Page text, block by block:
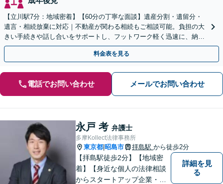
【立川駅7分：地域密着】【60分の丁寧な面談】遺産分割・遺留分・
遺言・相続放棄に対応｜不動産が関わる相続もご相談可能。負担の大
きい手続きや話し合いをサポートし、フットワーク軽く迅速に、納得
できる解決を目指します【電話・WEB相談可】
料金表を見る
電話でお問い合わせ メールでお問い合わせ
永戸 考 弁護士
多摩Kollect法律事務所
東京都 昭島市 拝島駅 から徒歩2分
【拝島駅徒歩2分】【地域密
着】【身近な個人の法律相談
からスタートアップ企業・中
詳細を見
る